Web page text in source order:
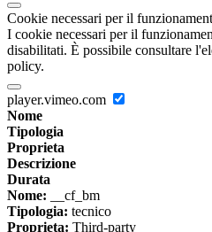
Cookie necessari per il
I cookie necessari per il
disabilitati. È possibile consultare
policy.
player.vimeo.com
Nome
Tipologia
Proprieta
Descrizione
Durata
Nome: __cf_bm
Tipologia: tecnico
Proprieta: Third-party